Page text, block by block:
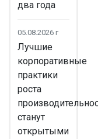
два года
05.08.2026 г
Лучшие
корпоративные
практики
роста
станут
открытыми